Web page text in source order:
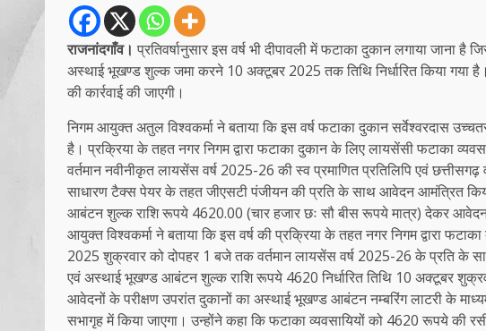
राजनांदगाँव। प्रतिवर्षानुसार इस वर्ष भी दीपावली में फटाका दुकान लगाया जाना है
अस्थाई भूखण्ड शुल्क जमा करने 10 अक्टूबर 2025 तक तिथि निर्धारित किया
की कार्रवाई की जाएगी।
निगम आयुक्त अतुल विश्वकर्मा ने बताया कि इस वर्ष फटाका दुकान सर्वेश्वरदास
है। प्रक्रिया के तहत नगर निगम द्वारा फटाका दुकान के लिए लायसेंसी फटाका
वर्तमान नवीनीकृत लायसेंस वर्ष 2025-26 की स्व प्रमाणित प्रतिलिपि एवं
साधारण टैक्स पेयर के तहत जीएसटी पंजीयन की प्रति के साथ आवेदन आमंत्रित
आबंटन शुल्क राशि रूपये 4620.00 (चार हजार छः सौ बीस रूपये मात्र) देकर आवेदन
आयुक्त विश्वकर्मा ने बताया कि इस वर्ष की प्रक्रिया के तहत नगर निगम द्वारा
2025 शुक्रवार को दोपहर 1 बजे तक वर्तमान लायसेंस वर्ष 2025-26 के प्रति
एवं अस्थाई भूखण्ड आबंटन शुल्क राशि रूपये 4620 निर्धारित तिथि 10 अक्टूबर
आवेदनों के परीक्षण उपरांत दुकानों का अस्थाई भूखण्ड आबंटन नम्बरिंग लाटरी के
सभागृह में किया जाएगा। उन्होंने कहा कि फटाका व्यवसायियों को 4620 रूपये की